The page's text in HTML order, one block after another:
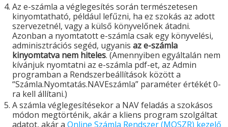
Az e-számla a véglegesítés során természetesen
kinyomtatható, például lefűzni, ha ez szokás az adott
szervezetnél, vagy a külső könyvelőnek átadni.
Azonban a nyomtatott e-számla csak egy könyvelési,
adminisztrációs segéd, ugyanisaz e-számla
kinyomtatva nem hiteles. (Amennyiben egyáltalán nem
kívánjuk nyomtatni az e-számla pdf-et, az Admin
programban a Rendszerbeállítások között a
“Számla.Nyomtatás.NAVEszámla” paraméter értékét 0-
ra kell állítani.)
A számla véglegesítésekor a NAV feladás a szokásos
módon megtörténik, akár a kliens program szolgáltat
adatot, akár aOnline Számla Rendszer (MOSZR) kezelő